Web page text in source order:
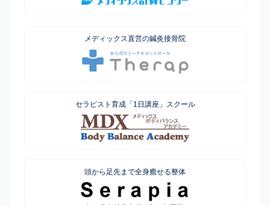
メディックス直営の鍼灸接骨院
セラピスト育成「1日講座」スクール
頭から足先まで全身癒せる整体